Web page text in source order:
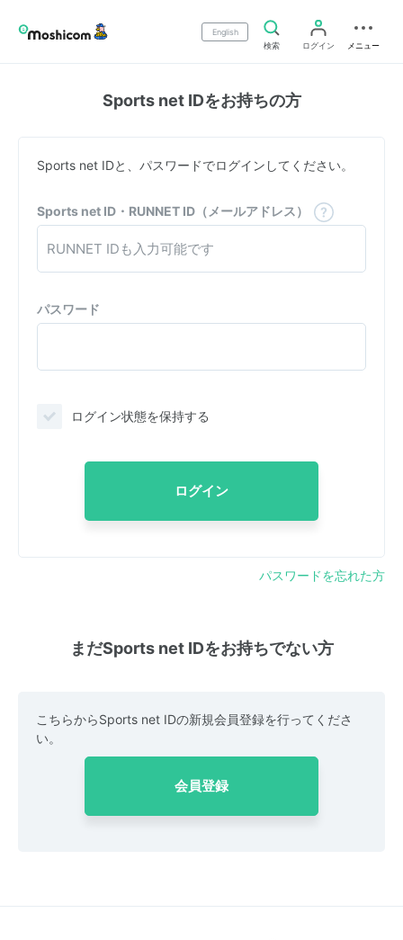
English
検索
ログイン メニュー
Sports net IDをお持ちの方
Sports net IDと、パスワードでログインしてください。
Sports net ID・RUNNET ID（メールアドレス）
パスワード
ログイン状態を保持する
ログイン
パスワードを忘れた方
まだSports net IDをお持ちでない方
こちらからSports net IDの新規会員登録を行ってくださ
い。
会員登録